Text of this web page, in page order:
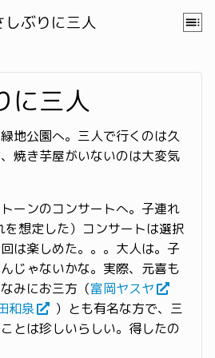
しぶりに三人
に三人
地公園へ。三人で行くのは久
焼き芋屋がいないのは大変気
ーンのコンサートへ。子連れ
を想定した）コンサートは選択
は楽しめた。。。大人は。子
じゃないかな。実際、元喜も
みにお三方（富岡ヤスヤ
和泉
）とも有名な方で、三
とは珍しいらしい。得したの